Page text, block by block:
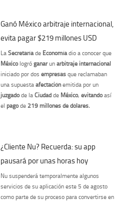
Ganó México arbitraje internacional,
evita pagar $219 millones USD
LaSecretaríade Economíadio a conocer que
Méxicologróganarunarbitraje internacional
iniciado por dos empresasque reclamaban
una supuestaafectaciónemitida por un
juzgadode laCiudadde México, evitandoasí
el pagode219 millones de dólares.
¿Cliente Nu? Recuerda: su app
pausará por unas horas hoy
Nu suspenderá temporalmente algunos
servicios de su aplicación este 5 de agosto
como parte de su proceso para convertirse en